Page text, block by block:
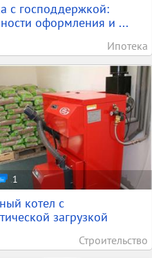
с господдержкой:
оформления и ...
Ипотека
1
котел с
загрузкой
Строительство